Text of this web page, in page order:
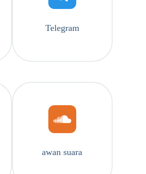
Telegram
awan suara